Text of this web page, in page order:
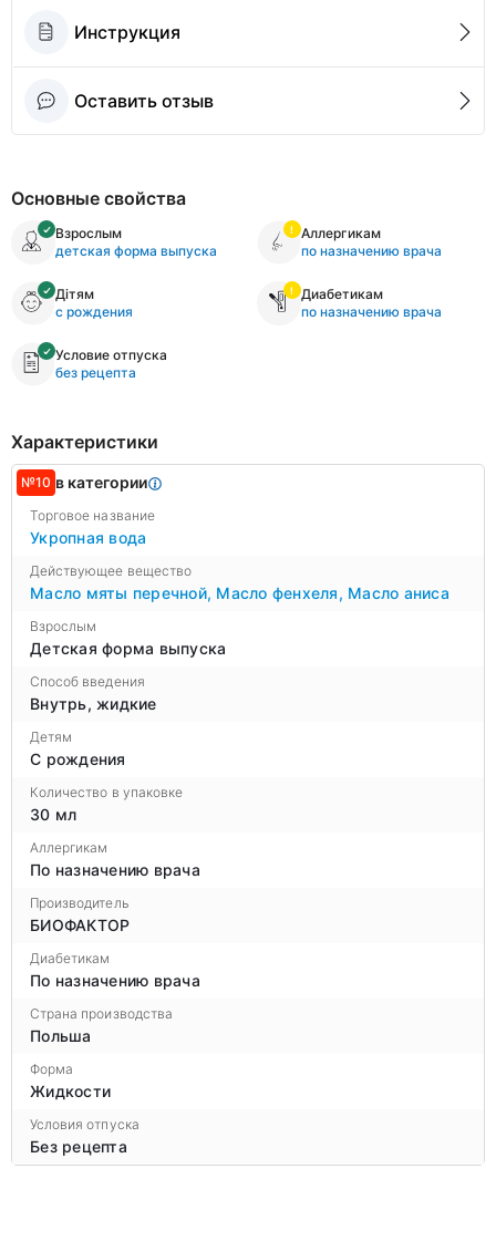
Инструкция
Оставить отзыв
Основные свойства
Взрослым
детская форма выпуска
Аллергикам
по назначению врача
Дітям
с рождения
Диабетикам
по назначению врача
Условие отпуска
без рецепта
Характеристики
№10 в категории
Торговое название
Укропная вода
Действующее вещество
Масло мяты перечной, Масло фенхеля, Масло аниса
Взрослым
Детская форма выпуска
Способ введения
Внутрь, жидкие
Детям
С рождения
Количество в упаковке
30 мл
Аллергикам
По назначению врача
Производитель
БИОФАКТОР
Диабетикам
По назначению врача
Страна производства
Польша
Форма
Жидкости
Условия отпуска
Без рецепта